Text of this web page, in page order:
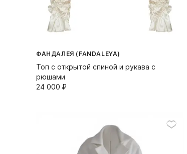
ФАНДАЛЕЯ (FANDALEYA)
Топ с открытой спиной и рукава с
рюшами
24 000⁠ ⁠₽